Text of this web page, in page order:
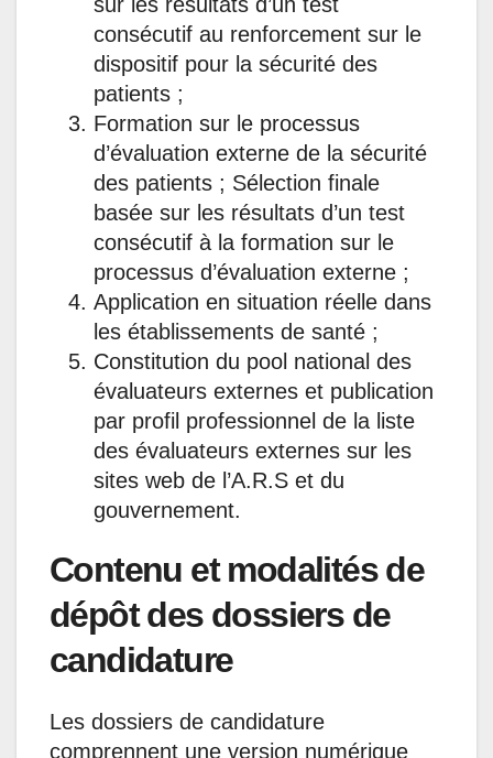
consécutif au renforcement sur le
dispositif pour la sécurité des
patients ;
Formation sur le processus
d’évaluation externe de la sécurité
des patients ; Sélection finale
basée sur les résultats d’un test
consécutif à la formation sur le
processus d’évaluation externe ;
Application en situation réelle dans
les établissements de santé ;
Constitution du pool national des
évaluateurs externes et publication
par profil professionnel de la liste
des évaluateurs externes sur les
sites web de l’A.R.S et du
gouvernement.
Contenu et modalités de
dépôt des dossiers de
candidature
Les dossiers de candidature
comprennent une version numérique